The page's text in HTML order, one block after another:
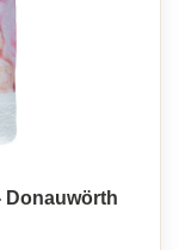
Donauwörth